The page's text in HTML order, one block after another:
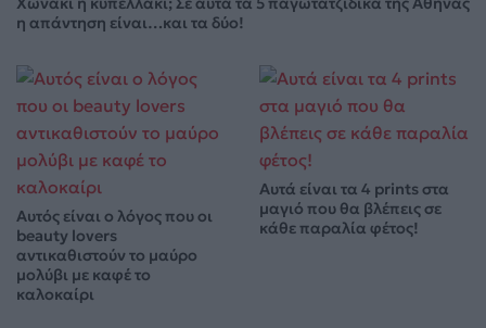
η απάντηση είναι…και τα δύο!
Αυτός είναι ο λόγος που οι
beauty lovers
αντικαθιστούν το μαύρο
μολύβι με καφέ το
καλοκαίρι
Αυτά είναι τα 4 prints στα
μαγιό που θα βλέπεις σε
κάθε παραλία φέτος!